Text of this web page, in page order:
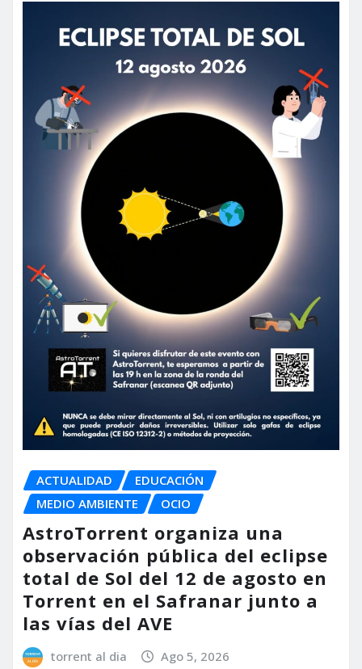
ACTUALIDAD
EDUCACIÓN
MEDIO AMBIENTE
OCIO
AstroTorrent organiza una
observación pública del eclipse
total de Sol del 12 de agosto en
Torrent en el Safranar junto a
las vías del AVE
torrent al dia Ago 5, 2026